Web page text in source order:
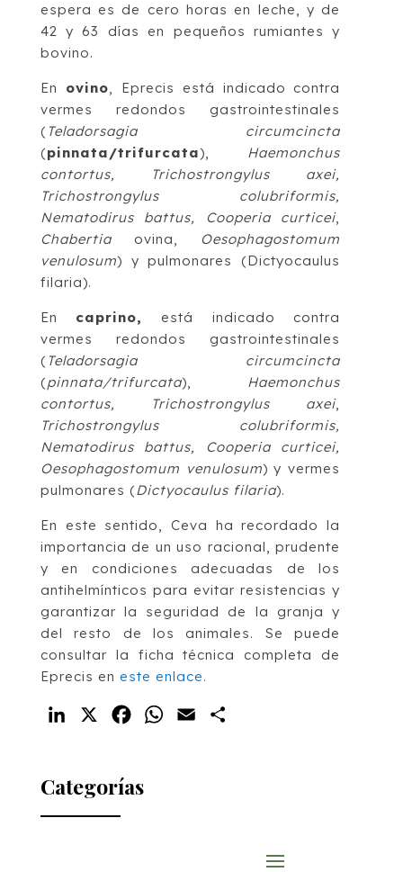
espera es de cero horas en leche, y de
42 y 63 días en pequeños rumiantes y
bovino.
En ovino, Eprecis está indicado contra
vermes redondos gastrointestinales
( Teladorsagia circumcincta
(pinnata/trifurcata), Haemonchus
contortus, Trichostrongylus axei,
Trichostrongylus colubriformis,
Nematodirus battus, Cooperia curticei,
Chabertiaovina, Oesophagostomum
venulosum) y pulmonares (Dictyocaulus
filaria).
En caprino,
está indicado contra
vermes redondos gastrointestinales
( Teladorsagia circumcincta
(pinnata/trifurcata), Haemonchus
contortus,
Trichostrongylus axei,
Trichostrongylus colubriformis,
Nematodirus battus, Cooperia curticei,
Oesophagostomum venulosum) y vermes
pulmonares (Dictyocaulus filaria).
En este sentido, Ceva ha recordado la
importancia de un uso racional, prudente
y en condiciones adecuadas de los
antihelmínticos para evitar resistencias y
garantizar la seguridad de la granja y
del resto de los animales. Se puede
consultar la ficha técnica completa de
Eprecis en este enlace.
LinkedIn FacebookWhatsApp
Email
Categorías